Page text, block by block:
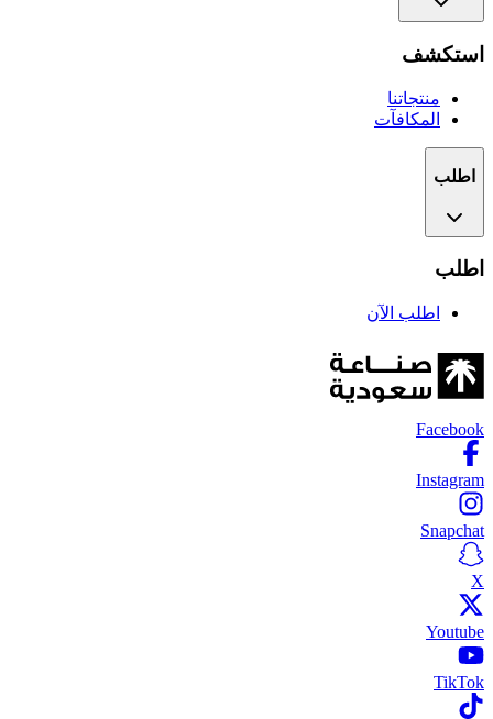
استكشف
منتجاتنا
المكافآت
اطلب
اطلب
اطلب الآن
Facebook
Instagram
Snapchat
X
Youtube
TikTok